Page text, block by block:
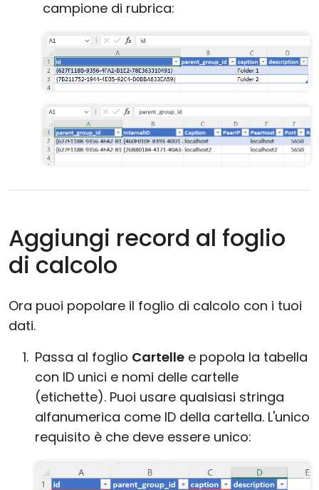
campione di rubrica:
Aggiungi record al foglio
di calcolo
Ora puoi popolare il foglio di calcolo con i tuoi
dati.
Passa al foglio Cartelle e popola la tabella
con ID unici e nomi delle cartelle
(etichette). Puoi usare qualsiasi stringa
alfanumerica come ID della cartella. L'unico
requisito è che deve essere unico: